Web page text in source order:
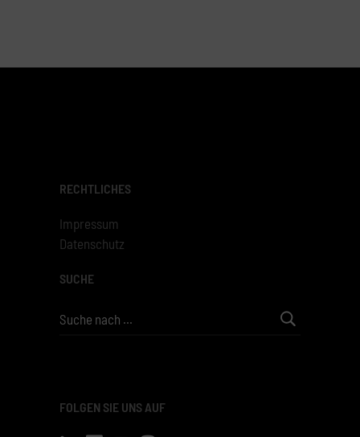
RECHTLICHES
Impressum
Datenschutz
SUCHE
Search
FOLGEN SIE UNS AUF